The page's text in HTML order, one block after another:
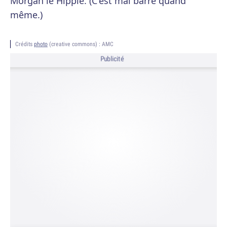
même.)
Crédits photo (creative commons) : AMC
Publicité